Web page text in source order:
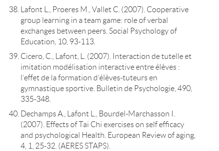
Lafont L., Proeres M., Vallet C. (2007). Cooperative
group learning in a team game: role of verbal
exchanges between peers. Social Psychology of
Education, 10, 93-113.
Cicero, C., Lafont, L. (2007). Interaction de tutelle et
imitation modélisation interactive entre élèves :
l’effet de la formation d’élèves-tuteurs en
gymnastique sportive. Bulletin de Psychologie, 490,
335-348.
Dechamps A., Lafont L., Bourdel-Marchasson I.
(2007). Effects of Tai Chi exercises on self efficacy
and psychological Health. European Review of aging,
4, 1, 25-32. (AERES STAPS).